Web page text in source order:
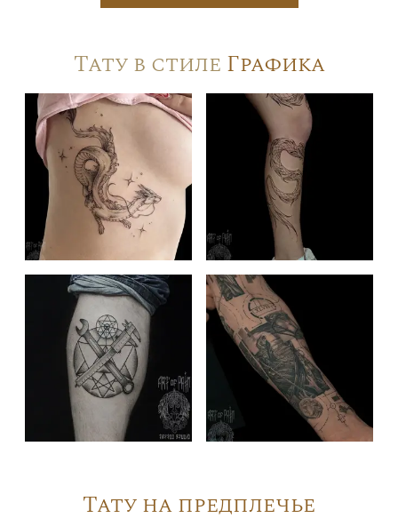
Тату в стиле Графика
Тату на предплечье